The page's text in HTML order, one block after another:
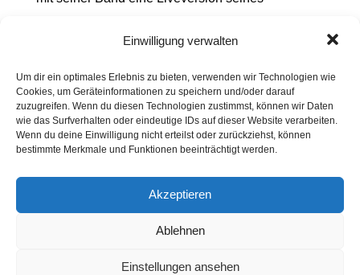
Einwilligung verwalten
Um dir ein optimales Erlebnis zu bieten, verwenden wir Technologien wie
Cookies, um Geräteinformationen zu speichern und/oder darauf
zuzugreifen. Wenn du diesen Technologien zustimmst, können wir Daten
wie das Surfverhalten oder eindeutige IDs auf dieser Website verarbeiten.
Wenn du deine Einwilligung nicht erteilst oder zurückziehst, können
bestimmte Merkmale und Funktionen beeinträchtigt werden.
Akzeptieren
Ablehnen
Einstellungen ansehen
auf dem er sein warmes und melodiöses Spiel mit
den Segnungen von Electronica und Synthesizern
verbindet. Das kann leicht schief gehen und
bemüht klingen, aber auf Platte wie live knüpfen
Wülker und seine Mistreiter die Fäden zu einer
herrlich nach vorne groovenden Musik zusammen.
Mitreißend und von verdientem Applaus begleitet
setzt Wülker einmal mehr ein musikalisches